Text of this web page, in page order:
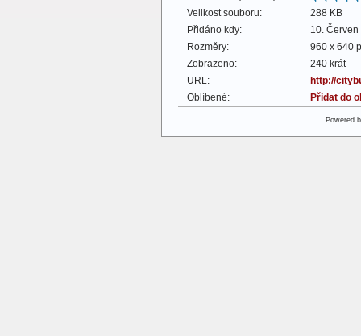
Velikost souboru:
288 KB
Přidáno kdy:
10.
Rozměry:
960 x 640
Zobrazeno:
240 krát
URL:
http://
Oblíbené:
Přidat do
Powered